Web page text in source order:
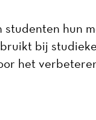
hun
bij
het